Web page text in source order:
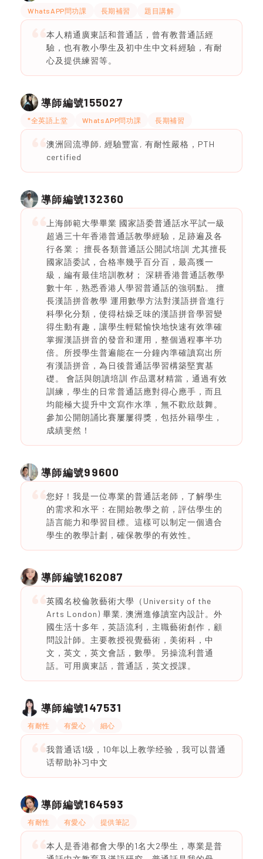
WhatsAPP問功課 長期補習 題目講解
本人精通廣東話和普通話，曾有教普通話經
驗，也有教小學生及初中生中文科經驗，有耐
心及提供練習等。
導師編號155027
*全英語上堂 WhatsAPP問功課 長期補習
澳洲回流導師, 經驗豐富, 有耐性嚴格，PTH
certified
導師編號132360
上海師範大學畢業 國家語委普通話水平試一級
超過三十年香港普通話教學經驗，足跡遍及各
行各業； 擅長各類普通話公開試培訓 尤其擅長
國家語委試，合格率幾乎百分百，最高獲一
級，編有最佳培訓教材； 深耕香港普通話教學
數十年，熟悉香港人學習普通話的強弱點。 擅
長漢語拼音教學 運用數學方法對漢語拼音進行
科學化分類，使得枯燥乏味的漢語拼音學習變
得生動有趣，讓學生輕鬆愉快地快速有效準確
掌握漢語拼音的發音和運用，整個過程事半功
倍。所授學生普遍能在一分鐘內準確讀寫出所
有漢語拼音，為日後普通話學習構築堅實基
礎。 會話與朗讀培訓 作品選材精當，通過有效
訓練，學生的日常普通話應對得心應手，而且
均能極大提升中文寫作水準，無不歡欣鼓舞。
參加公開朗誦比賽屢屢得獎，包括外籍學生，
成績斐然！
導師編號99600
您好！我是一位專業的普通話老師，了解學生
的需求和水平：在開始教學之前，評估學生的
語言能力和學習目標。這樣可以制定一個適合
學生的教學計劃，確保教學的有效性。
導師編號162087
英國名校倫敦藝術大學（University of the
Arts London) 畢業, 澳洲進修讀室內設計。外
國生活十多年，英語流利，主職藝術創作，顧
問設計師。主要教授視覺藝術，美術科，中
文，英文，英文會話，數學。另操流利普通
話。可用廣東話，普通話，英文授課。
導師編號147531
有耐性 有愛心 細心
我普通话1级，10年以上教学经验，我可以普通
话帮助补习中文
導師編號164593
有耐性 有愛心 提供筆記
本人是香港都會大學的1名大2學生，專業是普